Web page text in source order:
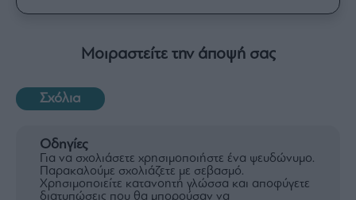
Μοιραστείτε την άποψή σας
Σχόλια
Οδηγίες
Για να σχολιάσετε χρησιμοποιήστε ένα ψευδώνυμο.
Παρακαλούμε σχολιάζετε με σεβασμό.
Χρησιμοποιείτε κατανοητή γλώσσα και αποφύγετε
διατυπώσεις που θα μπορούσαν να